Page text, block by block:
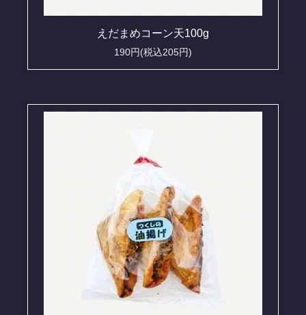
えだまめコーン天100g
190円(税込205円)